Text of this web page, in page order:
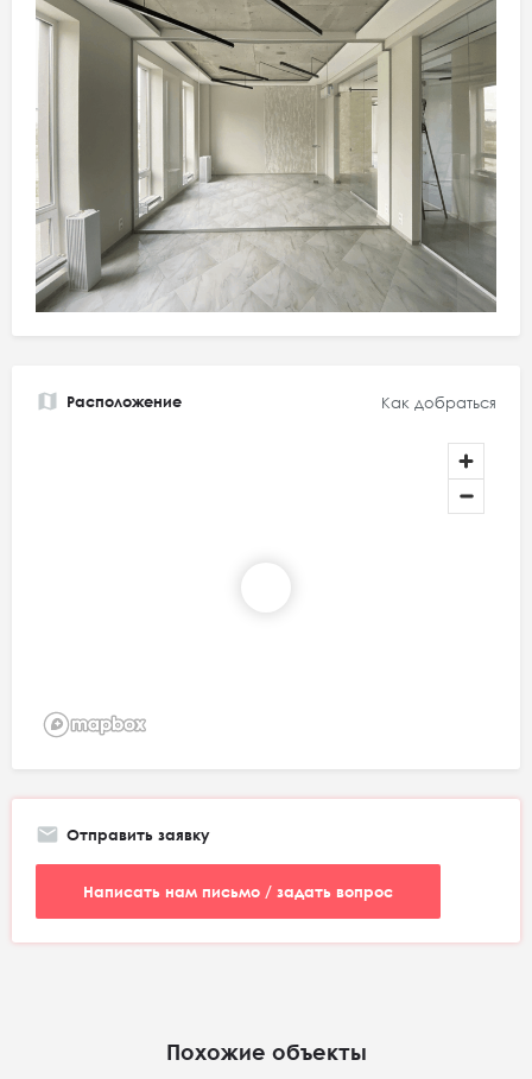
Расположение Как добраться
Отправить заявку
Написать нам письмо / задать вопрос
Похожие объекты